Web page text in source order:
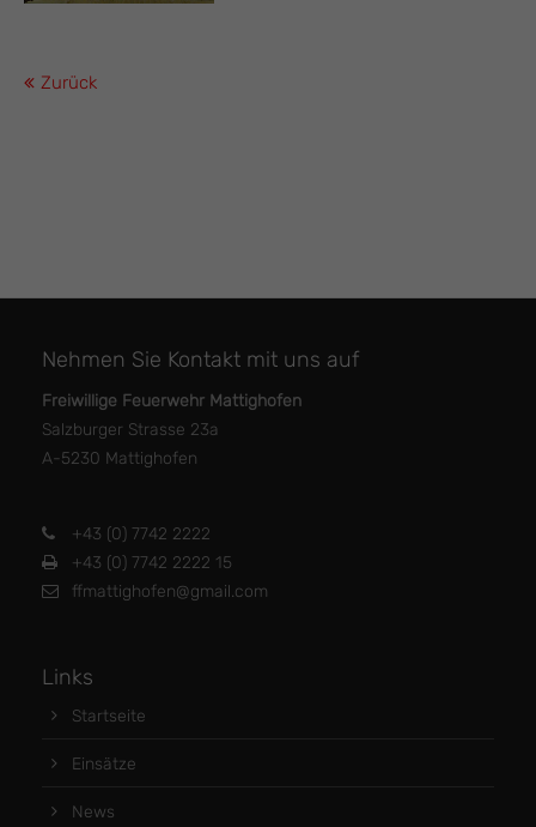
Zurück
Nehmen Sie Kontakt mit uns auf
Freiwillige Feuerwehr Mattighofen
Salzburger Strasse 23a
A-5230 Mattighofen
+43 (0) 7742 2222
+43 (0) 7742 2222 15
ffmattighofen@gmail.com
Links
Startseite
Einsätze
News